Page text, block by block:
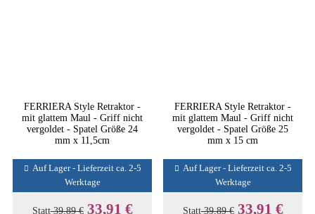
FERRIERA Style Retraktor -
mit glattem Maul - Griff nicht
vergoldet - Spatel Größe 24
mm x 11,5cm
Auf Lager - Lieferzeit ca. 2-5
Werktage
Statt39,89 € 33,91 €
FERRIERA Style Retraktor -
mit glattem Maul - Griff nicht
vergoldet - Spatel Größe 25
mm x 15 cm
Auf Lager - Lieferzeit ca. 2-5
Werktage
Statt39,89 € 33,91 €